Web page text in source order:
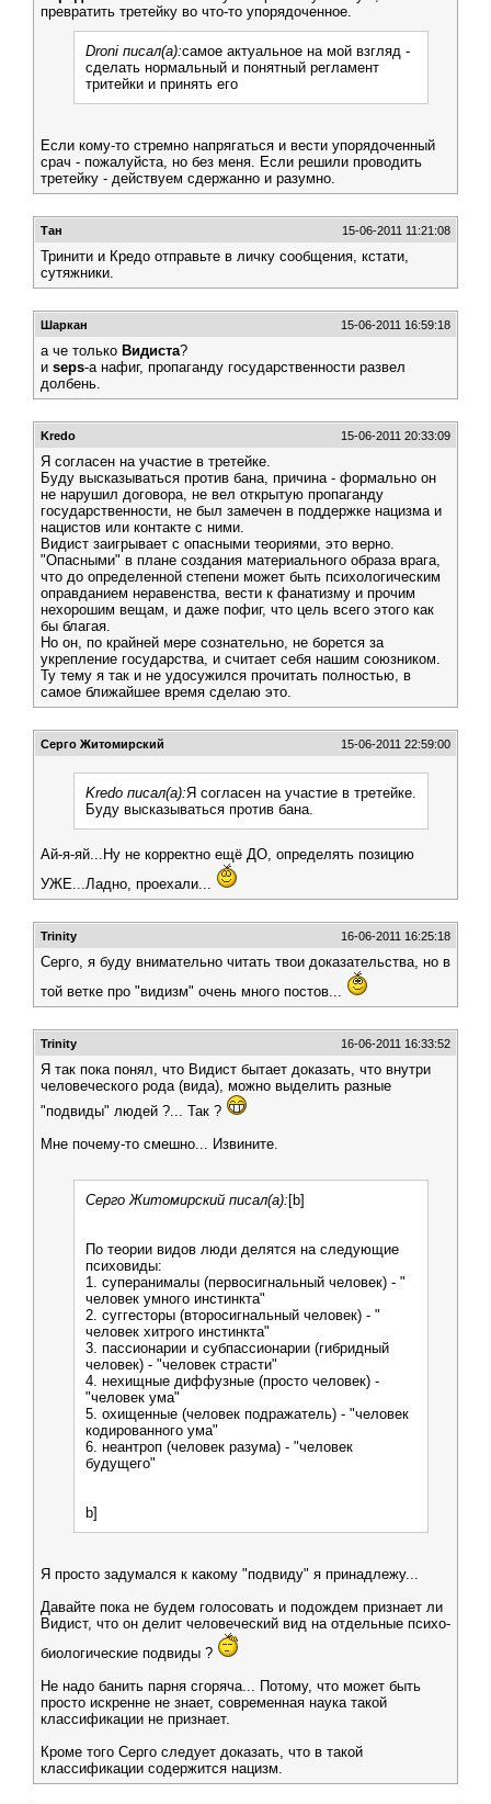
превратить третейку во что-то упорядоченное.
Droni писал(а):самое актуальное на мой взгляд -
сделать нормальный и понятный регламент
тритейки и принять его
Если кому-то стремно напрягаться и вести упорядоченный
срач - пожалуйста, но без меня. Если решили проводить
третейку - действуем сдержанно и разумно.
Тан 15-06-2011 11:21:08
Тринити и Кредо отправьте в личку сообщения, кстати,
сутяжники.
Шаркан 15-06-2011 16:59:18
а че только Видиста?
и seps-а нафиг, пропаганду государственности развел
долбень.
Kredo 15-06-2011 20:33:09
Я согласен на участие в третейке.
Буду высказываться против бана, причина - формально он
не нарушил договора, не вел открытую пропаганду
государственности, не был замечен в поддержке нацизма и
нацистов или контакте с ними.
Видист заигрывает с опасными теориями, это верно.
"Опасными" в плане создания материального образа врага,
что до определенной степени может быть психологическим
оправданием неравенства, вести к фанатизму и прочим
нехорошим вещам, и даже пофиг, что цель всего этого как
бы благая.
Но он, по крайней мере сознательно, не борется за
укрепление государства, и считает себя нашим союзником.
Ту тему я так и не удосужился прочитать полностью, в
самое ближайшее время сделаю это.
Серго Житомирский 15-06-2011 22:59:00
Kredo писал(а):Я согласен на участие в третейке.
Буду высказываться против бана.
Ай-я-яй...Ну не корректно ещё ДО, определять позицию
УЖЕ...Ладно, проехали...
Trinity 16-06-2011 16:25:18
Серго, я буду внимательно читать твои доказательства, но в
той ветке про "видизм" очень много постов...
Trinity 16-06-2011 16:33:52
Я так пока понял, что Видист бытает доказать, что внутри
человеческого рода (вида), можно выделить разные
"подвиды" людей ?... Так ?
Мне почему-то смешно... Извините.
Серго Житомирский писал(а): [b]
По теории видов люди делятся на следующие
психовиды:
1. суперанималы (первосигнальный человек) - "
человек умного инстинкта"
2. суггесторы (второсигнальный человек) - "
человек хитрого инстинкта"
3. пассионарии и субпассионарии (гибридный
человек) - "человек страсти"
4. нехищные диффузные (просто человек) -
"человек ума"
5. охищенные (человек подражатель) - "человек
кодированного ума"
6. неантроп (человек разума) - "человек
будущего"
b]
Я просто задумался к какому "подвиду" я принадлежу...
Давайте пока не будем голосовать и подождем признает ли
Видист, что он делит человеческий вид на отдельные психо-
биологические подвиды ?
Не надо банить парня сгоряча... Потому, что может быть
просто искренне не знает, современная наука такой
классификации не признает.
Кроме того Серго следует доказать, что в такой
классификации содержится нацизм.